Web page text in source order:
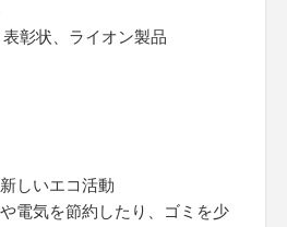
彰状、ライオン製品
しいエコ活動
電気を節約したり、ゴミを少